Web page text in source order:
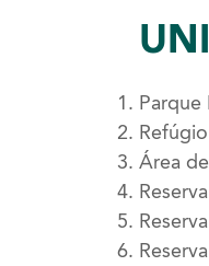
Parque
Área